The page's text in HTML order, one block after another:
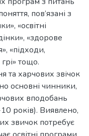
пов’язані з
«освітні
«здорове
«підходи,
тощо.
та харчових звічок
основні чинники,
вподобань
років). Виявлено,
звичок потребує